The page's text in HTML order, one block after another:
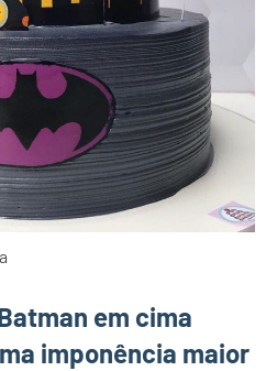
em cima
imponência maior